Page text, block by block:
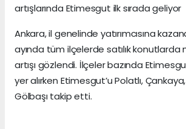
artışlarında Etimesgut ilk sırada geliyor
Ankara, il genelinde yatırımcısına
ayında tüm ilçelerde satılık
artışı gözlendi. İlçeler bazında
yer alırken Etimesgut’u Polatlı,
Gölbaşı takip etti.